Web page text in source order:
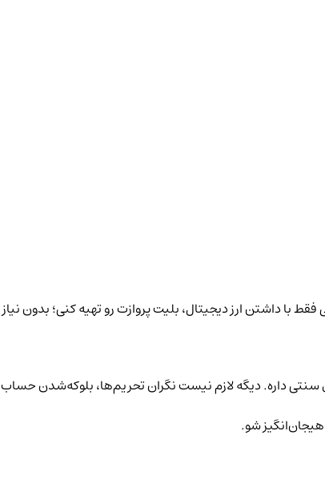
با داشتن ارز دیجیتال، بلیت پروازت رو تهیه کنی؛ بدون
سنتی داره. دیگه لازم نیست نگران تحریم‌ها، بلوکه‌شدن حساب
شو.